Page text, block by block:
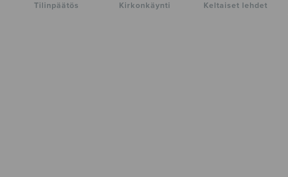
Tilinpäätös Kirkonkäynti Keltaiset lehdet